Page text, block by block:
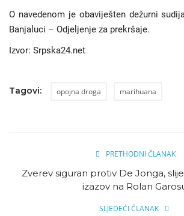
O navedenom je obaviješten dežurni
Banjaluci – Odjeljenje za prekršaje.
Izvor: Srpska24.net
Tagovi: opojna droga marihuana
PRETHODNI ČLANAK
Zverev siguran protiv De Jonga,
izazov na Rolan
SLJEDEĆI ČLANAK